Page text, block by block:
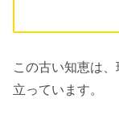
この古い知恵は
立っています。